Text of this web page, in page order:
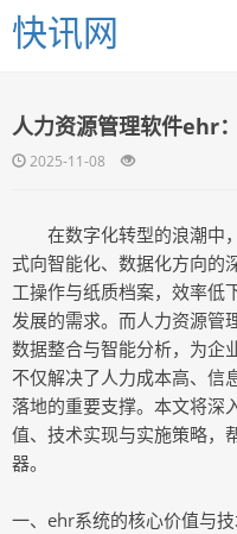
快讯网
人力资源管理软件ehr
2025-11-08
在数字化转型的浪潮中
式向智能化、数据化方向的
工操作与纸质档案，效率低
发展的需求。而人力资源管
数据整合与智能分析，为企
不仅解决了人力成本高、信
落地的重要支撑。本文将深
值、技术实现与实施策略，
器。
一、ehr系统的核心价值与